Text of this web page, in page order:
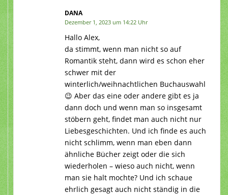
DANA
Dezember 1, 2023 um 14:22 Uhr
Hallo Alex,
da stimmt, wenn man nicht so auf
Romantik steht, dann wird es schon eher
schwer mit der
winterlich/weihnachtlichen Buchauswahl
😉 Aber das eine oder andere gibt es ja
dann doch und wenn man so insgesamt
stöbern geht, findet man auch nicht nur
Liebesgeschichten. Und ich finde es auch
nicht schlimm, wenn man eben dann
ähnliche Bücher zeigt oder die sich
wiederholen – wieso auch nicht, wenn
man sie halt mochte? Und ich schaue
ehrlich gesagt auch nicht ständig in die